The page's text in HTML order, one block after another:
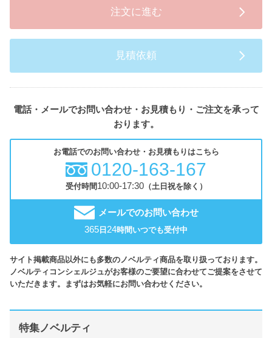
注文に進む
見積依頼
電話・メールでお問い合わせ・お見積もり・ご注文を承って
おります。
お電話でのお問い合わせ・お見積もりはこちら
0120-163-167
受付時間10:00-17:30（土日祝を除く）
メールでのお問い合わせ
365日24時間いつでも受付中
サイト掲載商品以外にも多数のノベルティ商品を取り扱っております。
ノベルティコンシェルジュがお客様のご要望に合わせてご提案をさせて
いただきます。まずはお気軽にお問い合わせください。
特集ノベルティ